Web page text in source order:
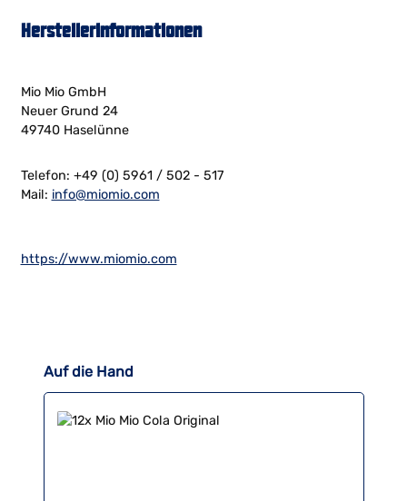
Herstellerinformationen
Mio Mio GmbH
Neuer Grund 24
49740 Haselünne
Telefon: +49 (0) 5961 / 502 - 517
Mail: info@miomio.com
https://www.miomio.com
Produktgalerie überspringen
Auf die Hand